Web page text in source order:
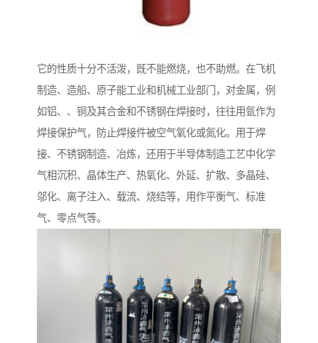
它的性质十分不活泼，既不能燃烧，也不助燃。在飞机
制造、造船、原子能工业和机械工业部门，对金属，例
如铝、、铜及其合金和不锈钢在焊接时，往往用氩作为
焊接保护气，防止焊接件被空气氧化或氮化。用于焊
接、不锈钢制造、冶炼，还用于半导体制造工艺中化学
气相沉积、晶体生产、热氧化、外延、扩散、多晶硅、
邬化、离子注入、载流、烧结等，用作平衡气、标准
气、零点气等。